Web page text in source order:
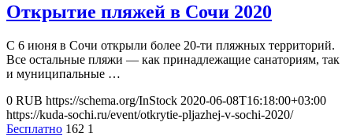
Открытие пляжей в Сочи 2020
С 6 июня в Сочи открыли более 20-ти пляжных территорий.
Все остальные пляжи — как принадлежащие санаториям, так
и муниципальные …
0 RUB https://schema.org/InStock 2020-06-08T16:18:00+03:00
https://kuda-sochi.ru/event/otkrytie-pljazhej-v-sochi-2020/
Бесплатно 162 1